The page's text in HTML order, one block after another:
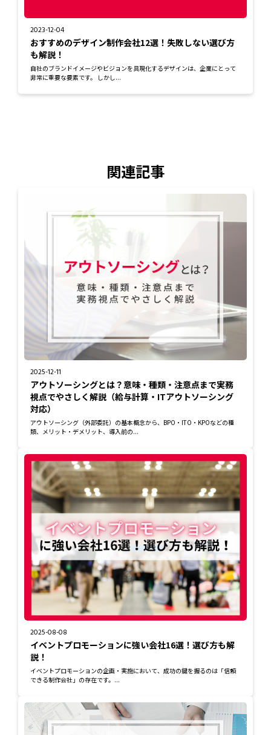
2023-12-04
おすすめのデザイン制作会社12選！失敗しない選び方
も解説！
自社のブランドイメージやビジョンを具現化するデザインは、企業にとって
非常に重要な要素です。 しかし...
関連記事
2025-12-11
アウトソーシングとは？意味・種類・注意点まで実務
視点でやさしく解説（給与計算・ITアウトソーシング
対応）
アウトソーシング（外部委託）の基本概念から、BPO・ITO・KPOなどの種
類、メリット・デメリット、導入前の...
2025-08-08
イベントプロモーションに強い会社16選！選び方も解
説！
イベントプロモーションの企画・実施において、成功の鍵を握るのは「信頼
できる制作会社」の存在です。...